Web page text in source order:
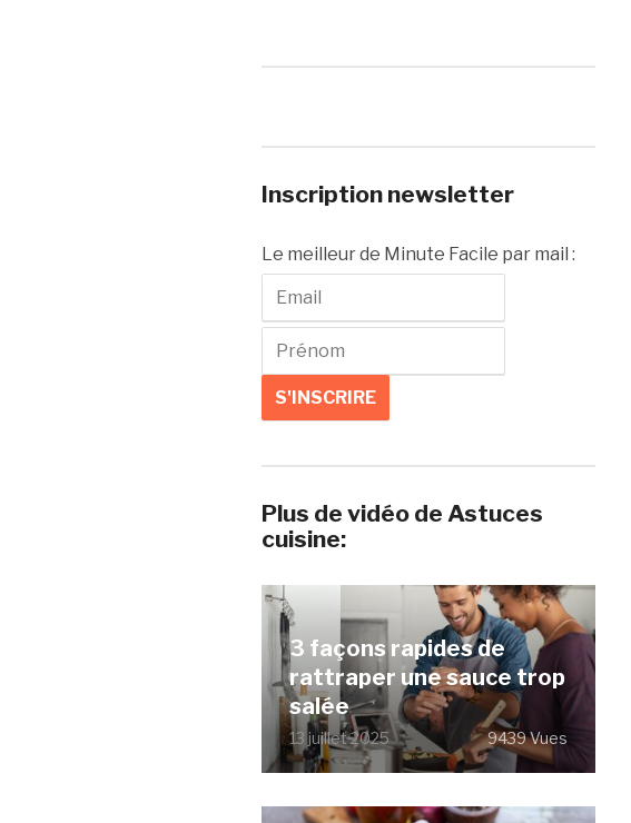
Inscription newsletter
Le meilleur de Minute Facile par mail :
Plus de vidéo de Astuces
cuisine:
3 façons rapides de
rattraper une sauce trop
salée
13 juillet 2025 9439 Vues